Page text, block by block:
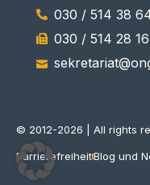
030 / 514 38
030 / 514 28 16
© 2012-2026 | All rights
BarrierefreiheitBlog und